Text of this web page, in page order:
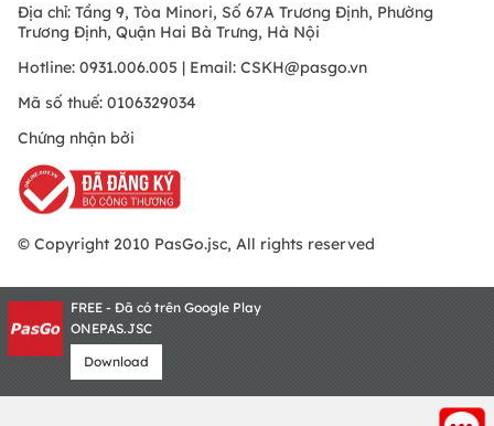
Địa chỉ: Tầng 9, Tòa Minori, Số 67A Trương Định, Phường
Trương Định, Quận Hai Bà Trưng, Hà Nội
Hotline: 0931.006.005 | Email: CSKH@pasgo.vn
Mã số thuế: 0106329034
Chứng nhận bởi
© Copyright 2010 PasGo.jsc, All rights reserved
FREE - Đã có trên Google Play
ONEPAS.JSC
Download